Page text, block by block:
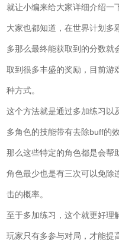
就让小编来给大家详细介绍一
大家也都知道，在世界计划多
多那么最终能获取到的分数就
取到很多丰盛的奖励，目前游
种方式。
这个方法就是通过多加练习以
多角色的技能带有去除buff的
那么这些特定的角色都是会帮
角色最少也是有三次可以免除
击的概率。
至于多加练习，这个就更好理
玩家只有多参与对局，才能提